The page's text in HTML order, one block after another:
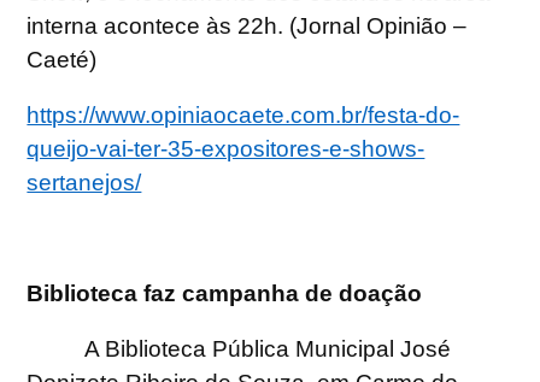
interna acontece às 22h. (Jornal Opinião –
Caeté)
https://www.opiniaocaete.com.br/festa-do-
queijo-vai-ter-35-expositores-e-shows-
sertanejos/
Biblioteca faz campanha de doação
A Biblioteca Pública Municipal José